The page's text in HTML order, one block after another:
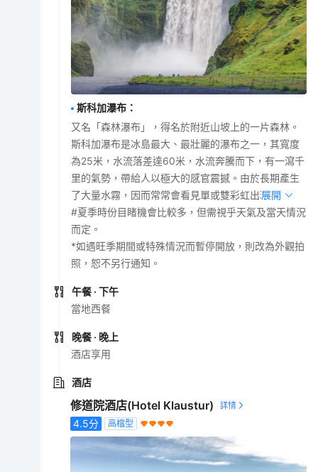
斯科加瀑布 ：
又名「森林瀑布」，得名於附近山坡上的一片森林。
斯科加瀑布是冰島最大、最壯麗的瀑布之一，其寬度
為25米，水流落差達60米，水流奔騰而下，有一瀉千
里的氣勢，帶給人以極大的感官震撼。由於長期產生
了大量水霧，因而常常會看見單或雙彩虹出現。
展開
#夏季時份目睹機會比較多，但需視乎天氣及當天情況
而定。
*如遇旺季期間或特殊情況而暫停開放，則改為外觀拍
照，恕不另行通知。
午餐 · 下午
當地西餐
晚餐 · 晚上
酒店享用
酒店
修道院酒店(Hotel Klaustur)
4.5分 高檔型